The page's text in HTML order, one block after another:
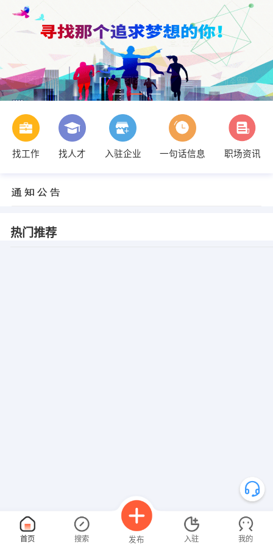
找工作 找人才 入驻企业 一句话信息 职场资讯
热门推荐
首页 搜索 发布 入驻 我的